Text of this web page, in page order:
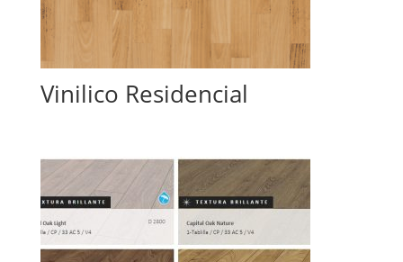
Vinilico Residencial